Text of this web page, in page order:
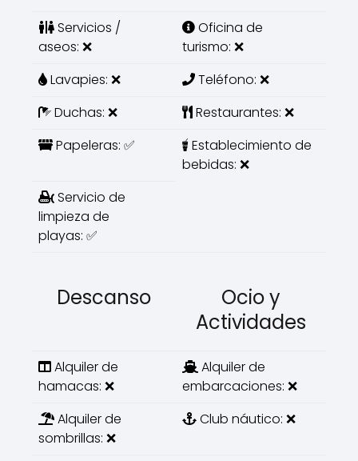
Servicios /
aseos: ❌
Oficina de
turismo: ❌
Lavapies: ❌
Teléfono: ❌
Duchas: ❌
Restaurantes: ❌
Papeleras: ✅
Establecimiento de
bebidas: ❌
Servicio de
limpieza de
playas: ✅
Descanso
Ocio y
Actividades
Alquiler de
hamacas: ❌
Alquiler de
embarcaciones: ❌
Alquiler de
sombrillas: ❌
Club náutico: ❌